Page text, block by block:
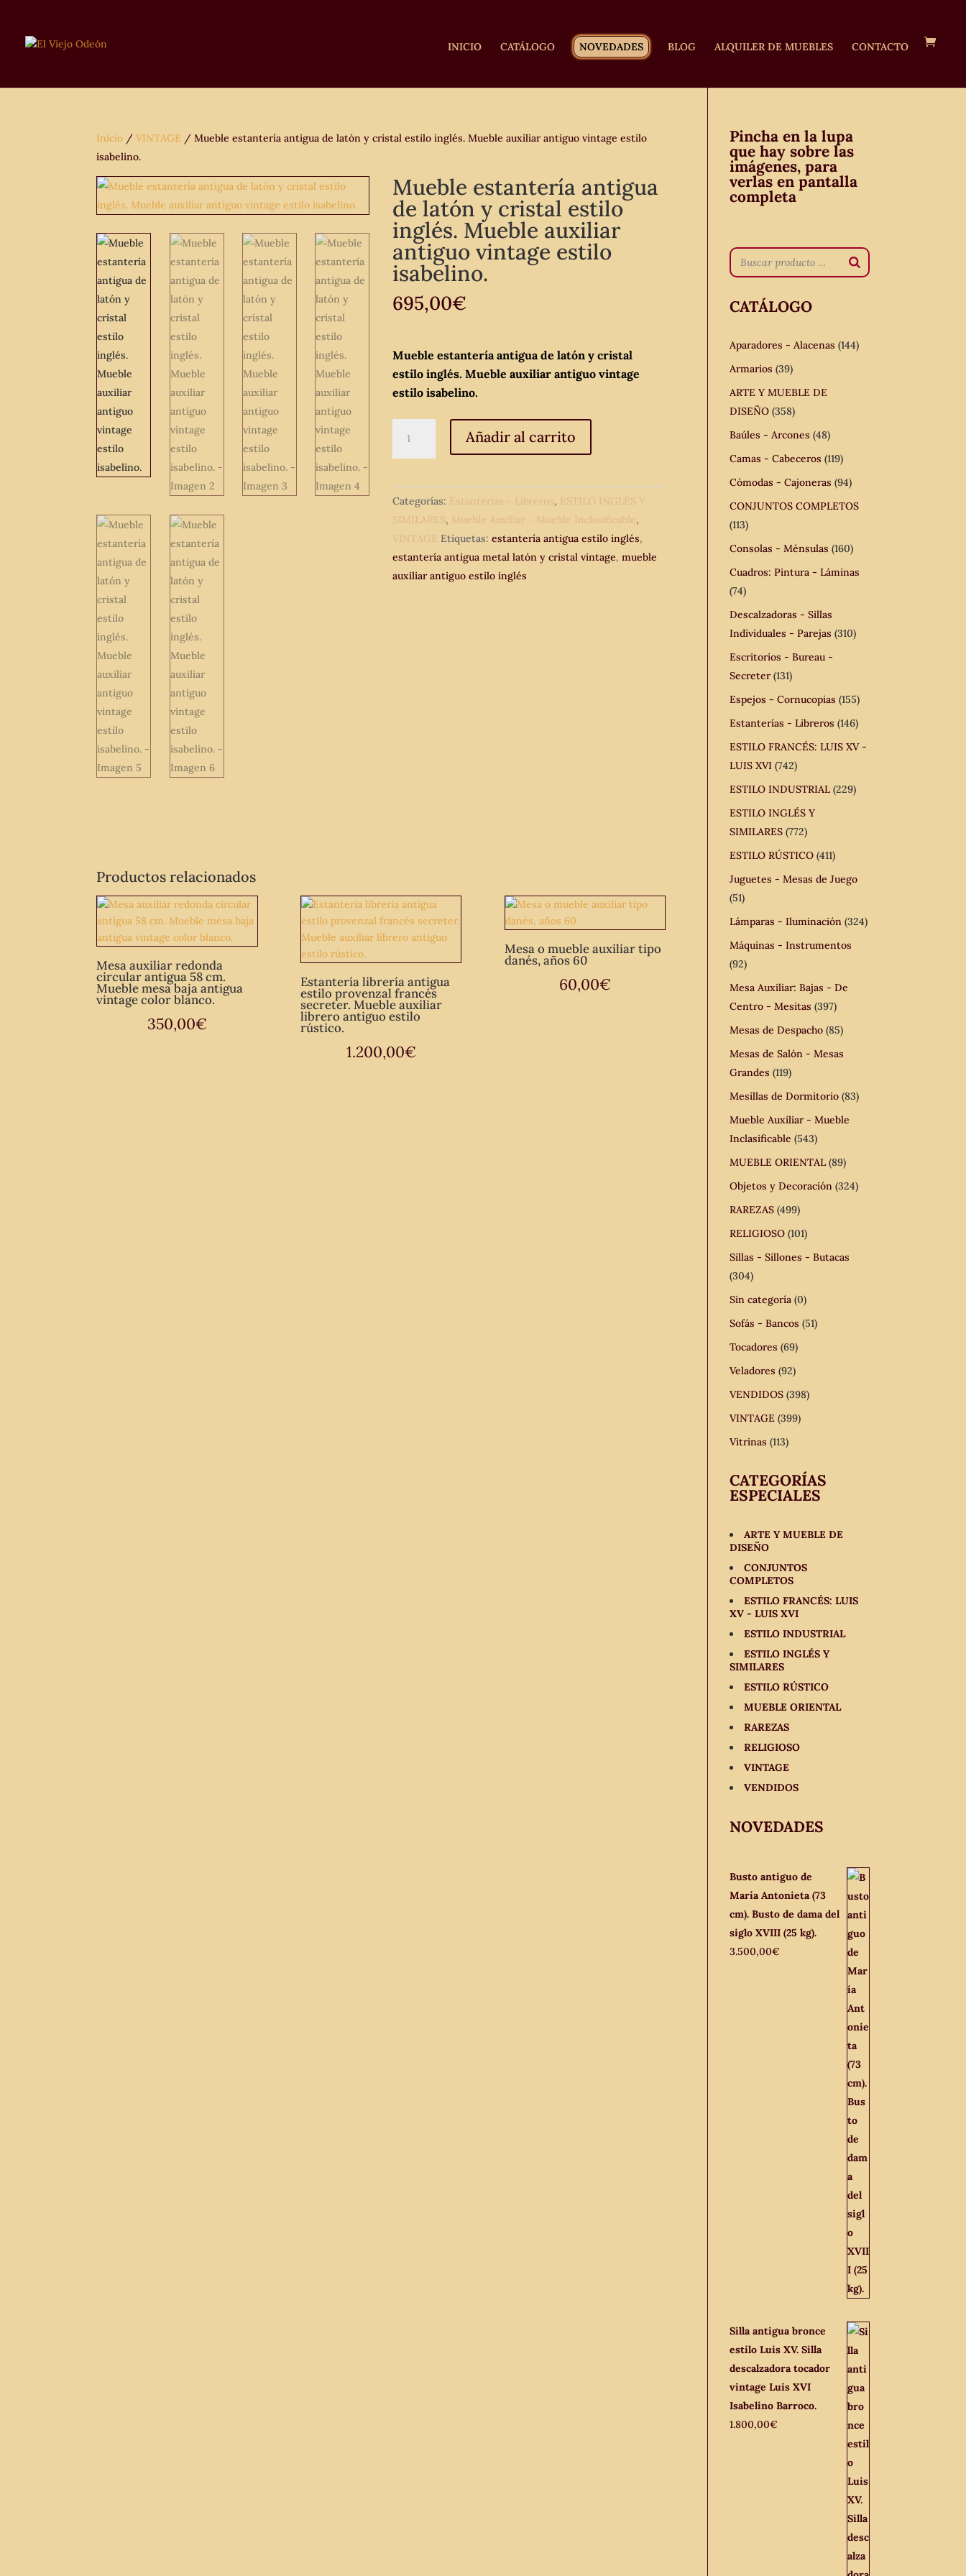
INICIO CATÁLOGO NOVEDADES BLOG ALQUILER DE MUEBLES CONTACTO
Inicio /VINTAGE / Mueble estantería antigua de latón y cristal estilo inglés. Mueble auxiliar antiguo vintage estilo
isabelino.
Mueble estantería antigua
de latón y cristal estilo
inglés. Mueble auxiliar
antiguo vintage estilo
isabelino.
695,00€
Mueble estantería antigua de latón y cristal
estilo inglés. Mueble auxiliar antiguo vintage
estilo isabelino.
estantería
de
latón
y
cristal
estilo
inglés.
Añadir al carrito
Categorías: Estanterías - Libreros, ESTILO INGLÉS Y
SIMILARES, Mueble Auxiliar - Mueble Inclasificable,
VINTAGE Etiquetas:estantería antigua estilo inglés,
estantería antigua metal latón y cristal vintage,mueble
auxiliar antiguo estilo inglés
Productos relacionados
Mesa auxiliar redonda
circular antigua 58 cm.
Mueble mesa baja antigua
vintage color blanco.
350,00€
Estantería librería antigua
estilo provenzal francés
secreter. Mueble auxiliar
librero antiguo estilo
rústico.
1.200,00€
Mesa o mueble auxiliar tipo
danés, años 60
60,00€
Pincha en la lupa
que hay sobre las
imágenes, para
verlas en pantalla
completa
CATÁLOGO
Aparadores - Alacenas (144)
Armarios (39)
ARTE Y MUEBLE DE
DISEÑO (358)
Baúles - Arcones (48)
Camas - Cabeceros (119)
Cómodas - Cajoneras (94)
CONJUNTOS COMPLETOS
(113)
Consolas - Ménsulas (160)
Cuadros: Pintura - Láminas
(74)
Descalzadoras - Sillas
Individuales - Parejas (310)
Escritorios - Bureau -
Secreter (131)
Espejos - Cornucopias (155)
Estanterías - Libreros (146)
ESTILO FRANCÉS: LUIS XV -
LUIS XVI (742)
ESTILO INDUSTRIAL (229)
ESTILO INGLÉS Y
SIMILARES (772)
ESTILO RÚSTICO (411)
Juguetes - Mesas de Juego
(51)
Lámparas - Iluminación (324)
Máquinas - Instrumentos
(92)
Mesa Auxiliar: Bajas - De
Centro - Mesitas (397)
Mesas de Despacho (85)
Mesas de Salón - Mesas
Grandes (119)
Mesillas de Dormitorio (83)
Mueble Auxiliar - Mueble
Inclasificable (543)
MUEBLE ORIENTAL (89)
Objetos y Decoración (324)
RAREZAS (499)
RELIGIOSO (101)
Sillas - Sillones - Butacas
(304)
Sin categoría (0)
Sofás - Bancos (51)
Tocadores (69)
Veladores (92)
VENDIDOS (398)
VINTAGE (399)
Vitrinas (113)
CATEGORÍAS
ESPECIALES
ARTE Y MUEBLE DE
DISEÑO
CONJUNTOS
COMPLETOS
ESTILO FRANCÉS: LUIS
XV - LUIS XVI
ESTILO INDUSTRIAL
ESTILO INGLÉS Y
SIMILARES
ESTILO RÚSTICO
MUEBLE ORIENTAL
RAREZAS
RELIGIOSO
VINTAGE
VENDIDOS
NOVEDADES
Busto antiguo de
María Antonieta (73
cm). Busto de dama del
siglo XVIII (25 kg).
3.500,00€
Silla antigua bronce
estilo Luis XV. Silla
descalzadora tocador
vintage Luis XVI
Isabelino Barroco.
1.800,00€